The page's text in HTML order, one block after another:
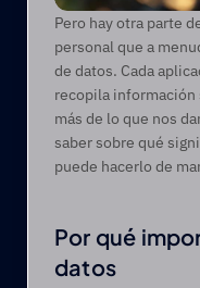
Pero hay otra parte
personal que a
de datos. Cada
recopila información
más de lo que nos
saber sobre qué
puede hacerlo de
Por qué
datos